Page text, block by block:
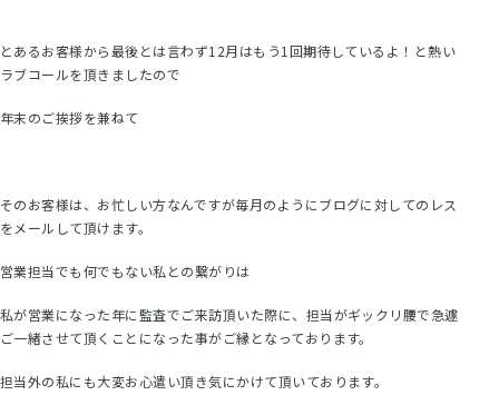
とあるお客様から最後とは言わず12月はもう1回期待しているよ！と熱い
ラブコールを頂きましたので
年末のご挨拶を兼ねて
そのお客様は、お忙しい方なんですが毎月のようにブログに対してのレス
をメールして頂けます。
営業担当でも何でもない私との繋がりは
私が営業になった年に監査でご来訪頂いた際に、担当がギックリ腰で急遽
ご一緒させて頂くことになった事がご縁となっております。
担当外の私にも大変お心遣い頂き気にかけて頂いております。